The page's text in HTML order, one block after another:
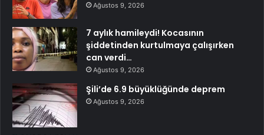
Ağustos 9, 2026
7 aylık hamileydi! Kocasının
şiddetinden kurtulmaya çalışırken
can verdi…
Ağustos 9, 2026
Şili’de 6.9 büyüklüğünde deprem
Ağustos 9, 2026